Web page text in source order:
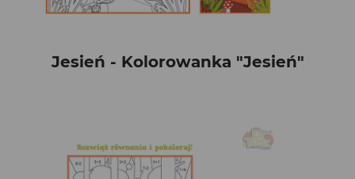
Jesień - Kolorowanka "Jesień"